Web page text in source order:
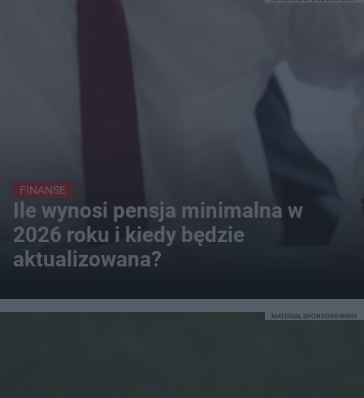
FINANSE
Ile wynosi pensja minimalna w
2026 roku i kiedy będzie
aktualizowana?
MATERIAŁ SPONSOROWANY